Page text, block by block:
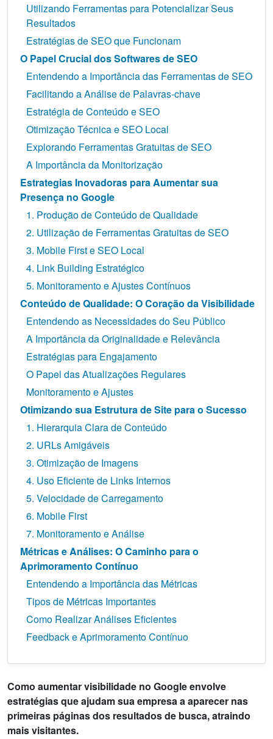
Utilizando Ferramentas para Potencializar Seus
Resultados
Estratégias de SEO que Funcionam
O Papel Crucial dos Softwares de SEO
Entendendo a Importância das Ferramentas de SEO
Facilitando a Análise de Palavras-chave
Estratégia de Conteúdo e SEO
Otimização Técnica e SEO Local
Explorando Ferramentas Gratuitas de SEO
A Importância da Monitorização
Estrategias Inovadoras para Aumentar sua
Presença no Google
1. Produção de Conteúdo de Qualidade
2. Utilização de Ferramentas Gratuitas de SEO
3. Mobile First e SEO Local
4. Link Building Estratégico
5. Monitoramento e Ajustes Contínuos
Conteúdo de Qualidade: O Coração da Visibilidade
Entendendo as Necessidades do Seu Público
A Importância da Originalidade e Relevância
Estratégias para Engajamento
O Papel das Atualizações Regulares
Monitoramento e Ajustes
Otimizando sua Estrutura de Site para o Sucesso
1. Hierarquia Clara de Conteúdo
2. URLs Amigáveis
3. Otimização de Imagens
4. Uso Eficiente de Links Internos
5. Velocidade de Carregamento
6. Mobile First
7. Monitoramento e Análise
Métricas e Análises: O Caminho para o
Aprimoramento Contínuo
Entendendo a Importância das Métricas
Tipos de Métricas Importantes
Como Realizar Análises Eficientes
Feedback e Aprimoramento Contínuo
Como aumentar visibilidade no Google envolve
estratégias que ajudam sua empresa a aparecer nas
primeiras páginas dos resultados de busca, atraindo
mais visitantes.